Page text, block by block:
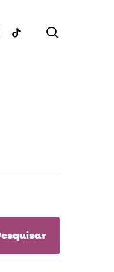
tiktok